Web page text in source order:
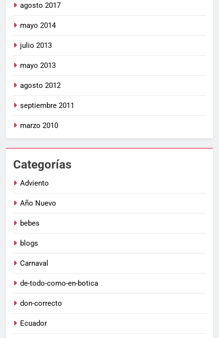
agosto 2017
mayo 2014
julio 2013
mayo 2013
agosto 2012
septiembre 2011
marzo 2010
Categorías
Adviento
Año Nuevo
bebes
blogs
Carnaval
de-todo-como-en-botica
don-correcto
Ecuador